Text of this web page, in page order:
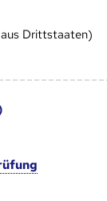
Drittstaaten)